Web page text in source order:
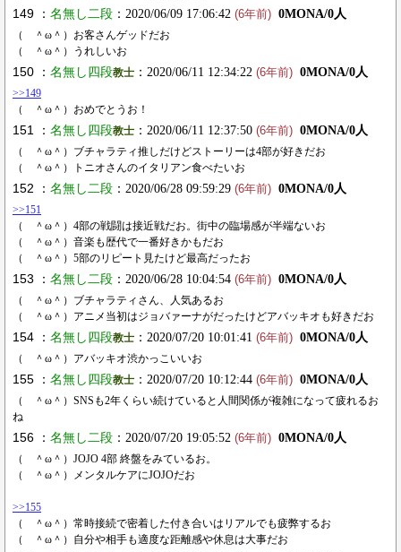
149 ： 名無し二段 ：2020/06/09 17:06:42 (6年前) 0MONA/0人
（ ＾ω＾）お客さんゲッドだお
（ ＾ω＾）うれしいお
150 ： 名無し四段教士 ：2020/06/11 12:34:22 (6年前) 0MONA/0人
>>149
（ ＾ω＾）おめでとうお！
151 ： 名無し四段教士 ：2020/06/11 12:37:50 (6年前) 0MONA/0人
（ ＾ω＾）ブチャラティ推しだけどストーリーは4部が好きだお
（ ＾ω＾）トニオさんのイタリアン食べたいお
152 ： 名無し二段 ：2020/06/28 09:59:29 (6年前) 0MONA/0人
>>151
（ ＾ω＾）4部の戦闘は接近戦だお。街中の臨場感が半端ないお
（ ＾ω＾）音楽も歴代で一番好きかもだお
（ ＾ω＾）5部のリピート見たけど最高だったお
153 ： 名無し二段 ：2020/06/28 10:04:54 (6年前) 0MONA/0人
（ ＾ω＾）ブチャラティさん、人気あるお
（ ＾ω＾）アニメ当初はジョバァーナがだったけどアバッキオも好きだお
154 ： 名無し四段教士 ：2020/07/20 10:01:41 (6年前) 0MONA/0人
（ ＾ω＾）アバッキオ渋かっこいいお
155 ： 名無し四段教士 ：2020/07/20 10:12:44 (6年前) 0MONA/0人
（ ＾ω＾）SNSも2年くらい続けていると人間関係が複雑になって疲れるお
ね
156 ： 名無し二段 ：2020/07/20 19:05:52 (6年前) 0MONA/0人
（ ＾ω＾）JOJO 4部 終盤をみているお。
（ ＾ω＾）メンタルケアにJOJOだお
>>155
（ ＾ω＾）常時接続で密着した付き合いはリアルでも疲弊するお
（ ＾ω＾）自分や相手も適度な距離感や休息は大事だお